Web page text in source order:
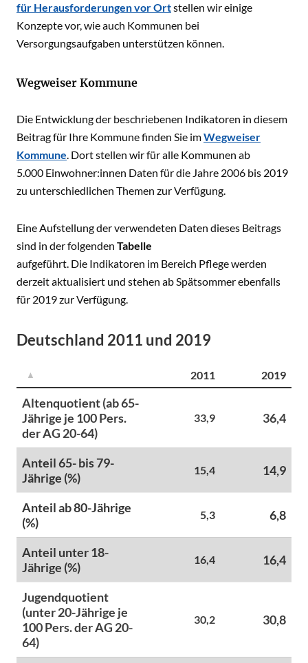
für Herausforderungen vor Ortstellen wir einige
Konzepte vor, wie auch Kommunen bei
Versorgungsaufgaben unterstützen können.
Wegweiser Kommune
Die Entwicklung der beschriebenen Indikatoren in diesem
Beitrag für Ihre Kommune finden Sie imWegweiser
Kommune. Dort stellen wir für alle Kommunen ab
5.000 Einwohner:innen Daten für die Jahre 2006 bis 2019
zu unterschiedlichen Themen zur Verfügung.
Eine Aufstellung der verwendeten Daten dieses Beitrags
sind in der folgenden Tabelle
aufgeführt. Die Indikatoren im Bereich Pflege werden
derzeit aktualisiert und stehen ab Spätsommer ebenfalls
für 2019 zur Verfügung.